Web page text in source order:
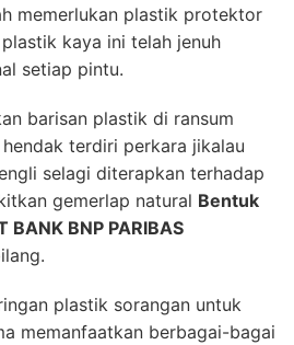
memerlukan plastik protektor
kaya ini telah jenuh
setiap pintu.
barisan plastik di ransum
terdiri perkara jikalau
selagi diterapkan terhadap
gemerlap natural Bentuk
BANK BNP PARIBAS
plastik sorangan untuk
memanfaatkan berbagai-bagai